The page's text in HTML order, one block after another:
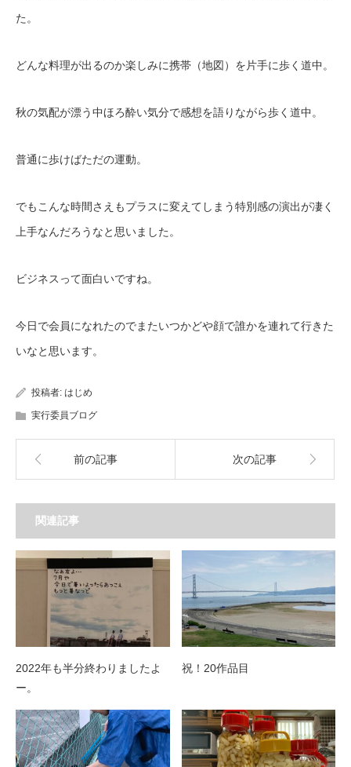
た。
どんな料理が出るのか楽しみに携帯（地図）を片手に歩く道中。
秋の気配が漂う中ほろ酔い気分で感想を語りながら歩く道中。
普通に歩けばただの運動。
でもこんな時間さえもプラスに変えてしまう特別感の演出が凄く
上手なんだろうなと思いました。
ビジネスって面白いですね。
今日で会員になれたのでまたいつかどや顔で誰かを連れて行きた
いなと思います。
投稿者: はじめ
実行委員ブログ
前の記事 次の記事
関連記事
2022年も半分終わりましたよ
ー。
祝！20作品目